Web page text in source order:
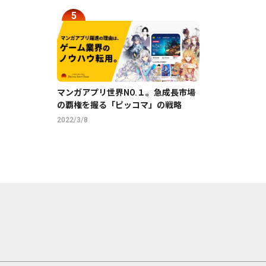
マンガアプリ世界NO.１。急成長市場
の覇権を握る「ピッコマ」の戦略
2022/3/8